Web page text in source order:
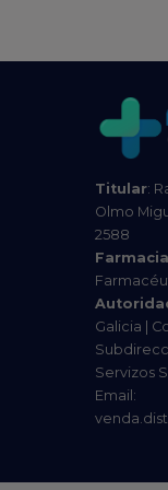
Titular:
Olmo
2588
Farmacia
Galicia |
Servizos
Email: